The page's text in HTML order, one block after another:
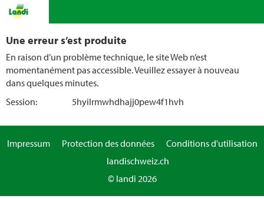
Une erreur s’est produite
En raison d’un problème technique, le site Web n’est
momentanément pas accessible. Veuillez essayer à nouveau
dans quelques minutes.
Session:
5hyilrmwhdhajj0pew4f1hvh
Impressum Protection des données
Conditions d'utilisation
landischweiz.ch
© landi 2026